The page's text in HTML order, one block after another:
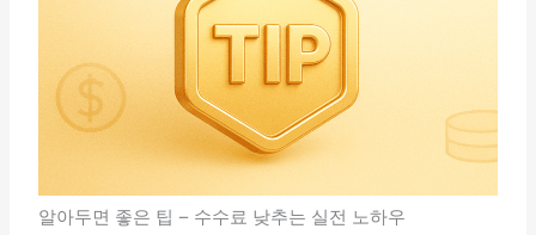
알아두면 좋은 팁 – 수수료 낮추는 실전 노하우